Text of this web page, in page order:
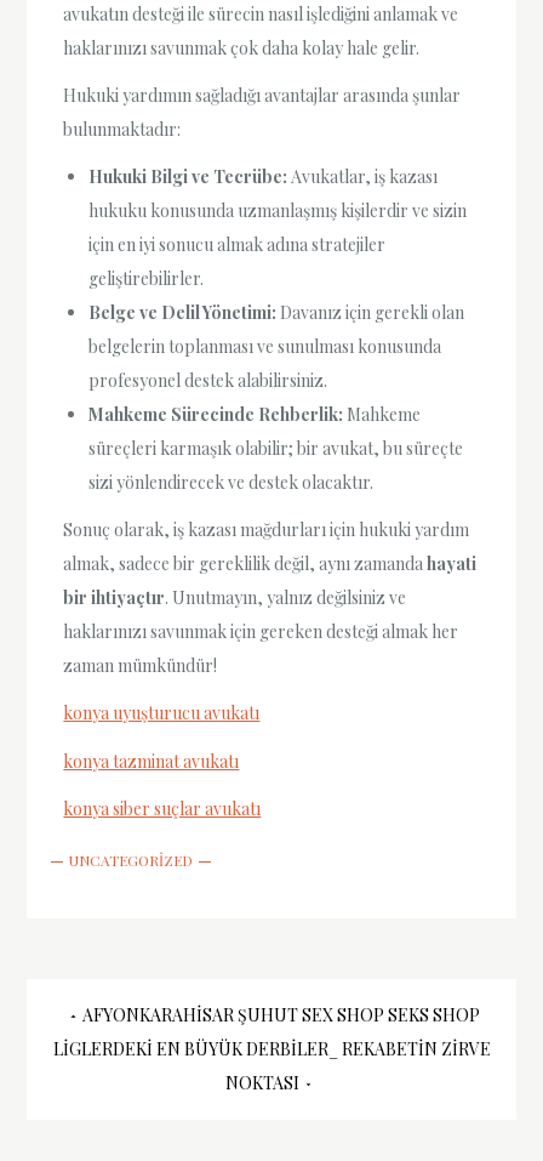
avukatın desteği ile sürecin nasıl işlediğini anlamak ve
haklarınızı savunmak çok daha kolay hale gelir.
Hukuki yardımın sağladığı avantajlar arasında şunlar
bulunmaktadır:
Hukuki Bilgi ve Tecrübe: Avukatlar, iş kazası
hukuku konusunda uzmanlaşmış kişilerdir ve sizin
için en iyi sonucu almak adına stratejiler
geliştirebilirler.
Belge ve Delil Yönetimi: Davanız için gerekli olan
belgelerin toplanması ve sunulması konusunda
profesyonel destek alabilirsiniz.
Mahkeme Sürecinde Rehberlik: Mahkeme
süreçleri karmaşık olabilir; bir avukat, bu süreçte
sizi yönlendirecek ve destek olacaktır.
Sonuç olarak, iş kazası mağdurları için hukuki yardım
almak, sadece bir gereklilik değil, aynı zamandahayati
bir ihtiyaçtır. Unutmayın, yalnız değilsiniz ve
haklarınızı savunmak için gereken desteği almak her
zaman mümkündür!
konya uyuşturucu avukatı
konya tazminat avukatı
konya siber suçlar avukatı
UNCATEGORIZED
Yazı
gezinmesi
AFYONKARAHISAR ŞUHUT SEX SHOP SEKS SHOP
LIGLERDEKI EN BÜYÜK DERBILER_ REKABETIN ZIRVE
NOKTASI